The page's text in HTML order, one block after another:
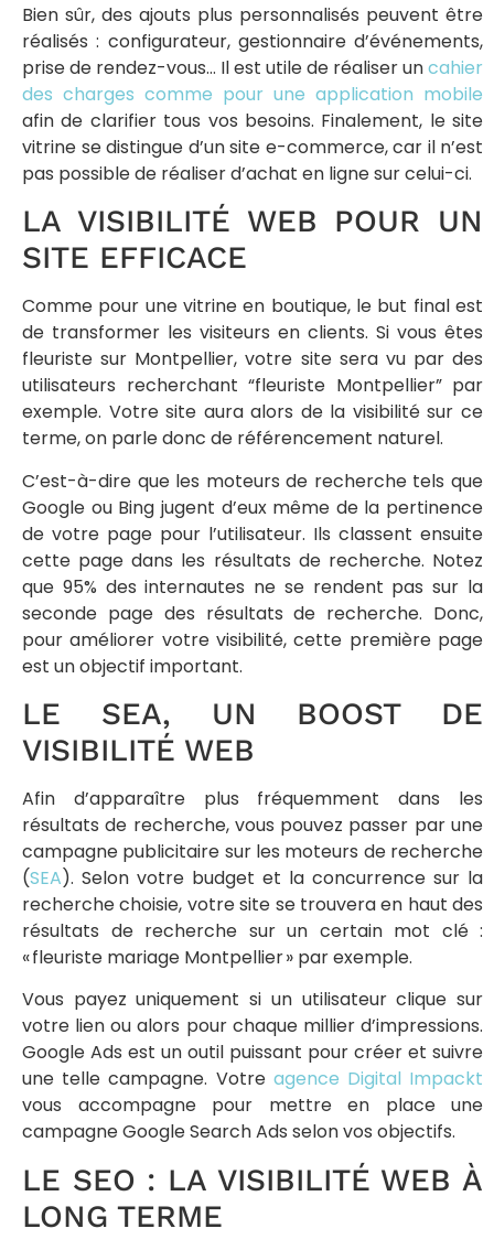
Bien sûr, des ajouts plus personnalisés peuvent être
réalisés : configurateur, gestionnaire d’événements,
prise de rendez-vous… Il est utile de réaliser uncahier
des charges comme pour une application mobile
afin de clarifier tous vos besoins. Finalement, le site
vitrine se distingue d’un site e-commerce, car il n’est
pas possible de réaliser d’achat en ligne sur celui-ci.
LA VISIBILITÉ WEB POUR UN
SITE EFFICACE
Comme pour une vitrine en boutique, le but final est
de transformer les visiteurs en clients. Si vous êtes
fleuriste sur Montpellier, votre site sera vu par des
utilisateurs recherchant “fleuriste Montpellier” par
exemple. Votre site aura alors de la visibilité sur ce
terme, on parle donc de référencement naturel.
C’est-à-dire que les moteurs de recherche tels que
Google ou Bing jugent d’eux même de la pertinence
de votre page pour l’utilisateur. Ils classent ensuite
cette page dans les résultats de recherche. Notez
que 95% des internautes ne se rendent pas sur la
seconde page des résultats de recherche. Donc,
pour améliorer votre visibilité, cette première page
est un objectif important.
LE SEA, UN BOOST DE
VISIBILITÉ WEB
Afin d’apparaître plus fréquemment dans les
résultats de recherche, vous pouvez passer par une
campagne publicitaire sur les moteurs de recherche
(SEA). Selon votre budget et la concurrence sur la
recherche choisie, votre site se trouvera en haut des
résultats de recherche sur un certain mot clé :
« fleuriste mariage Montpellier » par exemple.
Vous payez uniquement si un utilisateur clique sur
votre lien ou alors pour chaque millier d’impressions.
Google Ads est un outil puissant pour créer et suivre
une telle campagne. Votre agence Digital Impackt
vous accompagne pour mettre en place une
campagne Google Search Ads selon vos objectifs.
LE SEO : LA VISIBILITÉ WEB À
LONG TERME